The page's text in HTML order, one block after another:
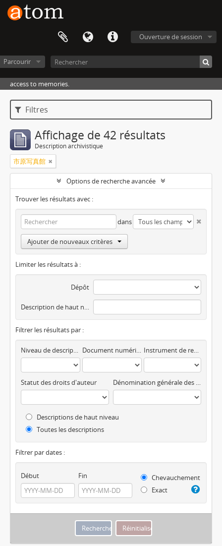
Ouverture de session
Parcourir
access to memories.
Filtres
Affichage de 42 résultats
Description archivistique
市原写真館
Options de recherche avancée
Trouver les résultats avec :
dans
Ajouter de nouveaux critères
Limiter les résultats à :
Dépôt
Description de haut niveau
Filtrer les résultats par :
Niveau de description Document numérique disponible Instrument de recherche
Statut des droits d'auteur Dénomination générale des documents
Descriptions de haut niveau
Toutes les descriptions
Filtrer par dates :
Début Fin
Chevauchement
Exact